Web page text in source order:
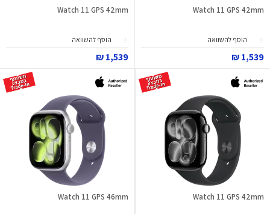
Watch 11 GPS 42mm
הוסף להשוואה
1,539 ₪
Watch 11 GPS 42mm
הוסף להשוואה
1,539 ₪
Watch 11 GPS 42mm
Watch 11 GPS 46mm